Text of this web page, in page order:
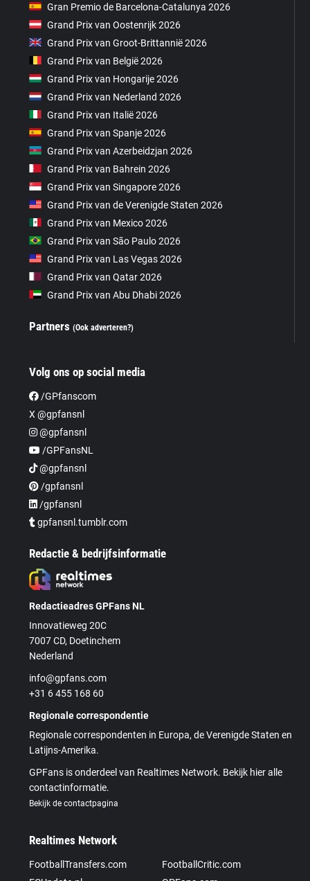
Gran Premio de Barcelona-Catalunya 2026
Grand Prix van Oostenrijk 2026
Grand Prix van Groot-Brittannië 2026
Grand Prix van België 2026
Grand Prix van Hongarije 2026
Grand Prix van Nederland 2026
Grand Prix van Italië 2026
Grand Prix van Spanje 2026
Grand Prix van Azerbeidzjan 2026
Grand Prix van Bahrein 2026
Grand Prix van Singapore 2026
Grand Prix van de Verenigde Staten 2026
Grand Prix van Mexico 2026
Grand Prix van São Paulo 2026
Grand Prix van Las Vegas 2026
Grand Prix van Qatar 2026
Grand Prix van Abu Dhabi 2026
Partners(Ook adverteren?)
Volg ons op social media
/GPfanscom
X @gpfansnl
@gpfansnl
/GPFansNL
@gpfansnl
/gpfansnl
/gpfansnl
gpfansnl.tumblr.com
Redactie & bedrijfsinformatie
Redactieadres GPFans NL
Innovatieweg 20C
7007 CD, Doetinchem
Nederland
info@gpfans.com
+31 6 455 168 60
Regionale correspondentie
Regionale correspondenten in Europa, de Verenigde Staten en
Latijns-Amerika.
GPFans is onderdeel van Realtimes Network. Bekijk hier alle
contactinformatie.
Bekijk de contactpagina
Realtimes Network
FootballTransfers.com
FootballCritic.com